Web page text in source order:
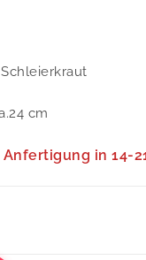
cm
in 14-